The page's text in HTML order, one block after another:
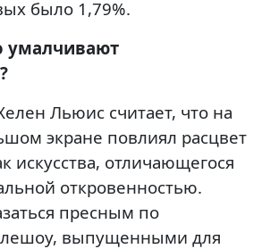
было 1,79%.
умалчивают
Льюис считает, что на
экране повлиял расцвет
искусства, отличающегося
откровенностью.
пресным по
выпущенными для